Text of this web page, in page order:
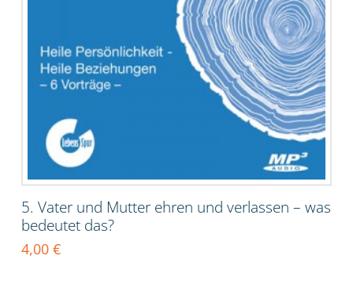
5. Vater und Mutter ehren und verlassen – was
bedeutet das?
4,00 €